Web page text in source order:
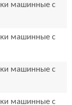
машинные с
машинные с
машинные с
машинные с